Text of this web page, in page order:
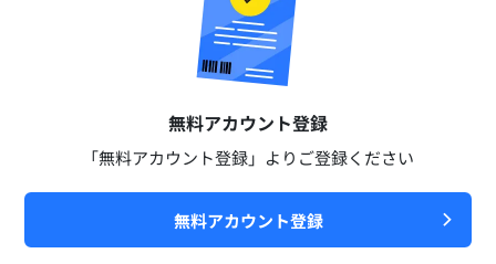
無料アカウント登録​
「無料アカウント登録」よりご登録ください​
無料アカウント登録